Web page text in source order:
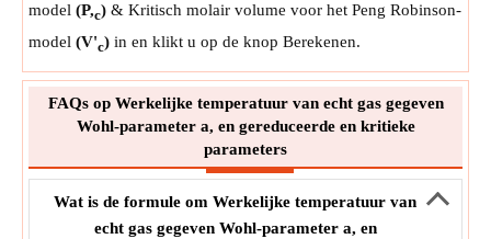
model (P,c) & Kritisch molair volume voor het Peng Robinson-
model (V'c) in en klikt u op de knop Berekenen.
FAQs op Werkelijke temperatuur van echt gas gegeven
Wohl-parameter a, en gereduceerde en kritieke
parameters
Wat is de formule om Werkelijke temperatuur van
echt gas gegeven Wohl-parameter a, en